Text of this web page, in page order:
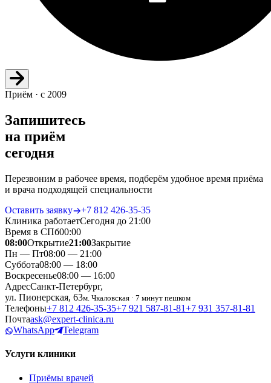
Приём · с 2009
Запишитесь
на приём
сегодня
Перезвоним в рабочее время, подберём удобное время приёма
и врача подходящей специальности
Оставить заявку
+7 812 426‑35‑35
Клиника работаетСегодня до 21:00
Время в СПб00:00
08:00Открытие21:00Закрытие
Пн — Пт08:00 — 21:00
Суббота08:00 — 18:00
Воскресенье08:00 — 16:00
АдресСанкт-Петербург,
ул. Пионерская, 63м. Чкаловская · 7 минут пешком
Телефоны+7 812 426‑35‑35+7 921 587‑81‑81+7 931 357‑81‑81
Почтаask@expert-clinica.ru
WhatsApp
Telegram
Услуги клиники
Приёмы врачей